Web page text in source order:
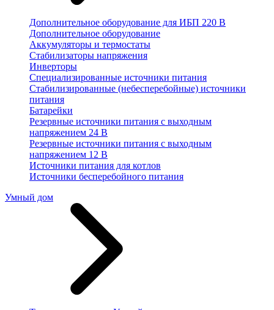
Дополнительное оборудование для ИБП 220 В
Дополнительное оборудование
Аккумуляторы и термостаты
Стабилизаторы напряжения
Инверторы
Специализированные источники питания
Стабилизированные (небесперебойные) источники
питания
Батарейки
Резервные источники питания с выходным
напряжением 24 В
Резервные источники питания с выходным
напряжением 12 В
Источники питания для котлов
Источники бесперебойного питания
Умный дом